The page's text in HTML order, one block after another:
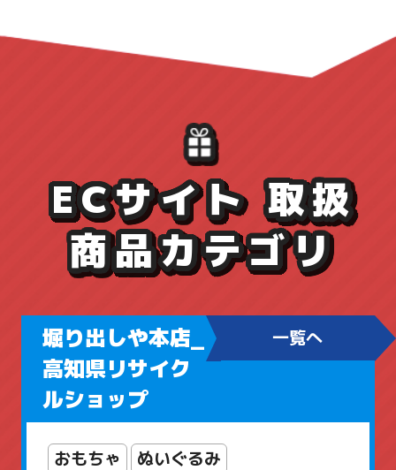
ECサイト 取扱
商品カテゴリ
堀り出しや本店_
高知県リサイク
ルショップ
一覧へ
おもちゃ ぬいぐるみ